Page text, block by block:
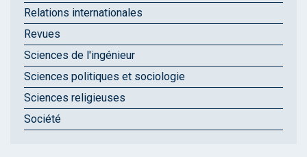
Relations internationales
Revues
Sciences de l'ingénieur
Sciences politiques et sociologie
Sciences religieuses
Société